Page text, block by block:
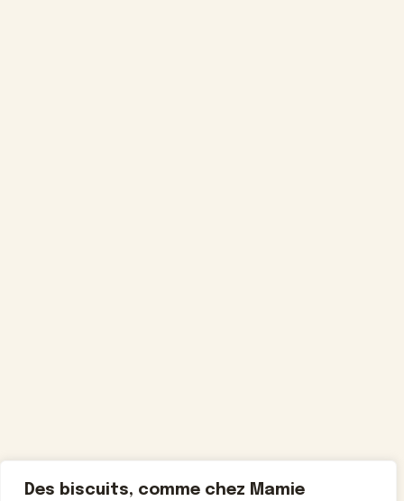
Des biscuits, comme chez Mamie